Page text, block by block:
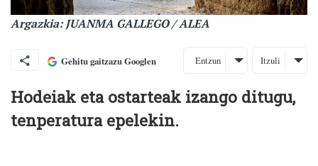
Argazkia: JUANMA GALLEGO / ALEA
Gehitu gaitzazu Googlen Entzun Itzuli
Hodeiak eta ostarteak izango ditugu,
tenperatura epelekin.